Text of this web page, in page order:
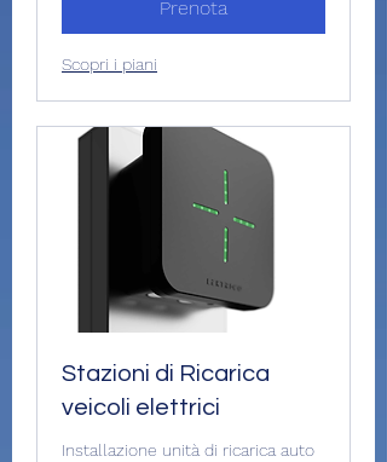
Prenota
Scopri i piani
Stazioni di Ricarica
veicoli elettrici
Installazione unità di ricarica auto